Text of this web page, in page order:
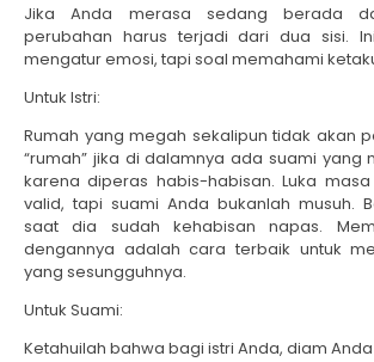
Jika Anda merasa sedang berada
perubahan harus terjadi dari dua sisi.
mengatur emosi, tapi soal memahami
Untuk Istri:
Rumah yang megah sekalipun tidak akan
“rumah” jika di dalamnya ada suami yang
karena diperas habis-habisan. Luka
valid, tapi suami Anda bukanlah musuh.
saat dia sudah kehabisan napas.
dengannya adalah cara terbaik untuk
yang sesungguhnya.
Untuk Suami:
Ketahuilah bahwa bagi istri Anda, diam